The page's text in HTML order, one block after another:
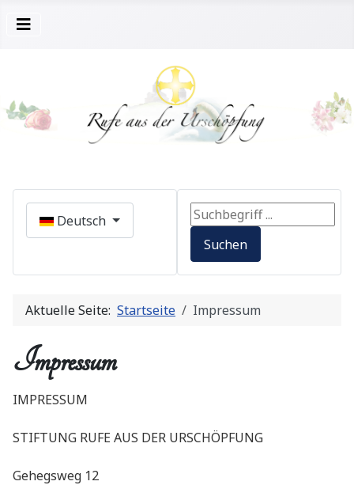
Deutsch
Search ...
Suchen
Aktuelle Seite: Startseite Impressum
Impressum
IMPRESSUM
STIFTUNG RUFE AUS DER URSCHÖPFUNG
Gehegsweg 12